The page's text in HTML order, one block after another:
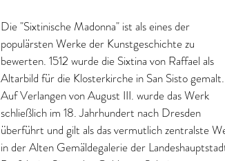
Die "Sixtinische Madonna" ist als eines der
populärsten Werke der Kunstgeschichte zu
bewerten. 1512 wurde die Sixtina von Raffael als
Altarbild für die Klosterkirche in San Sisto gemalt.
Auf Verlangen von August III. wurde das Werk
schließlich im 18. Jahrhundert nach Dresden
überführt und gilt als das vermutlich zentralste
in der Alten Gemäldegalerie der